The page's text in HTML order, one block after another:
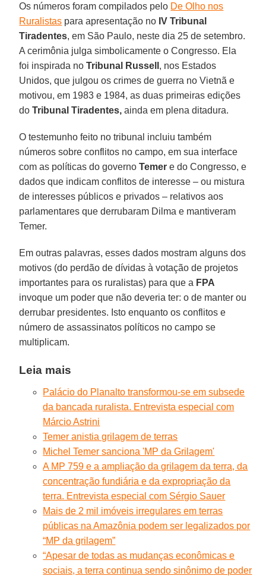
Os números foram compilados pelo De Olho nos
Ruralistas para apresentação no IV Tribunal
Tiradentes, em São Paulo, neste dia 25 de setembro.
A cerimônia julga simbolicamente o Congresso. Ela
foi inspirada noTribunal Russell , nos Estados
Unidos, que julgou os crimes de guerra no Vietnã e
motivou, em 1983 e 1984, as duas primeiras edições
doTribunal Tiradentes, ainda em plena ditadura.
O testemunho feito no tribunal incluiu também
números sobre conflitos no campo, em sua interface
com as políticas do governoTemer e do Congresso, e
dados que indicam conflitos de interesse – ou mistura
de interesses públicos e privados – relativos aos
parlamentares que derrubaram Dilma e mantiveram
Temer.
Em outras palavras, esses dados mostram alguns dos
motivos (do perdão de dívidas à votação de projetos
importantes para os ruralistas) para que a FPA
invoque um poder que não deveria ter: o de manter ou
derrubar presidentes. Isto enquanto os conflitos e
número de assassinatos políticos no campo se
multiplicam.
Leia mais
Palácio do Planalto transformou-se em subsede
da bancada ruralista. Entrevista especial com
Márcio Astrini
Temer anistia grilagem de terras
Michel Temer sanciona 'MP da Grilagem'
A MP 759 e a ampliação da grilagem da terra, da
concentração fundiária e da expropriação da
terra. Entrevista especial com Sérgio Sauer
Mais de 2 mil imóveis irregulares em terras
públicas na Amazônia podem ser legalizados por
“MP da grilagem”
“Apesar de todas as mudanças econômicas e
sociais, a terra continua sendo sinônimo de poder